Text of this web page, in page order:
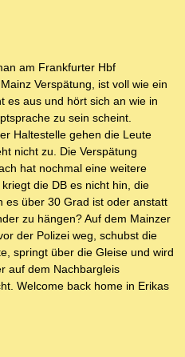
am Frankfurter Hbf
Verspätung, ist voll wie ein
es aus und hört sich an wie in
zu sein scheint.
Haltestelle gehen die Leute
nicht zu. Die Verspätung
hat nochmal eine weitere
die DB es nicht hin, die
es über 30 Grad ist oder anstatt
zu hängen? Auf dem Mainzer
der Polizei weg, schubst die
springt über die Gleise und wird
auf dem Nachbargleis
Welcome back home in Erikas